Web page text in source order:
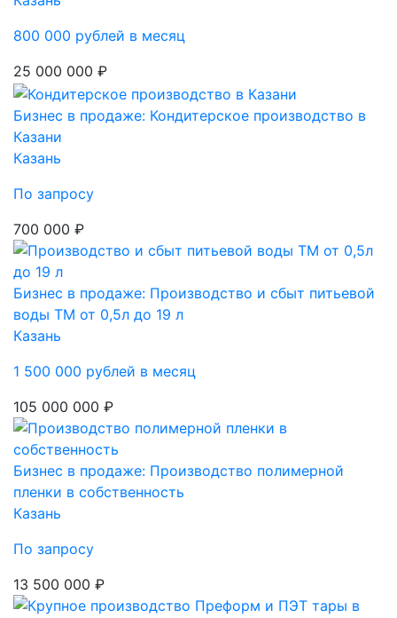
800 000 рублей в месяц
25 000 000 ₽
Бизнес в продаже: Кондитерское производство в
Казани
Казань
По запросу
700 000 ₽
Бизнес в продаже: Производство и сбыт питьевой
воды ТМ от 0,5л до 19 л
Казань
1 500 000 рублей в месяц
105 000 000 ₽
Бизнес в продаже: Производство полимерной
пленки в собственность
Казань
По запросу
13 500 000 ₽